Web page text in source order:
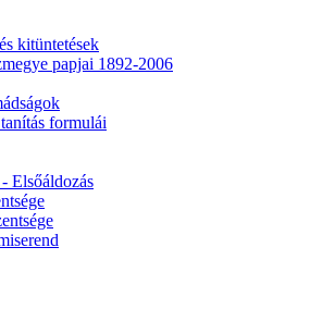
kitüntetések
papjai 1892-2006
formulái
Elsőáldozás